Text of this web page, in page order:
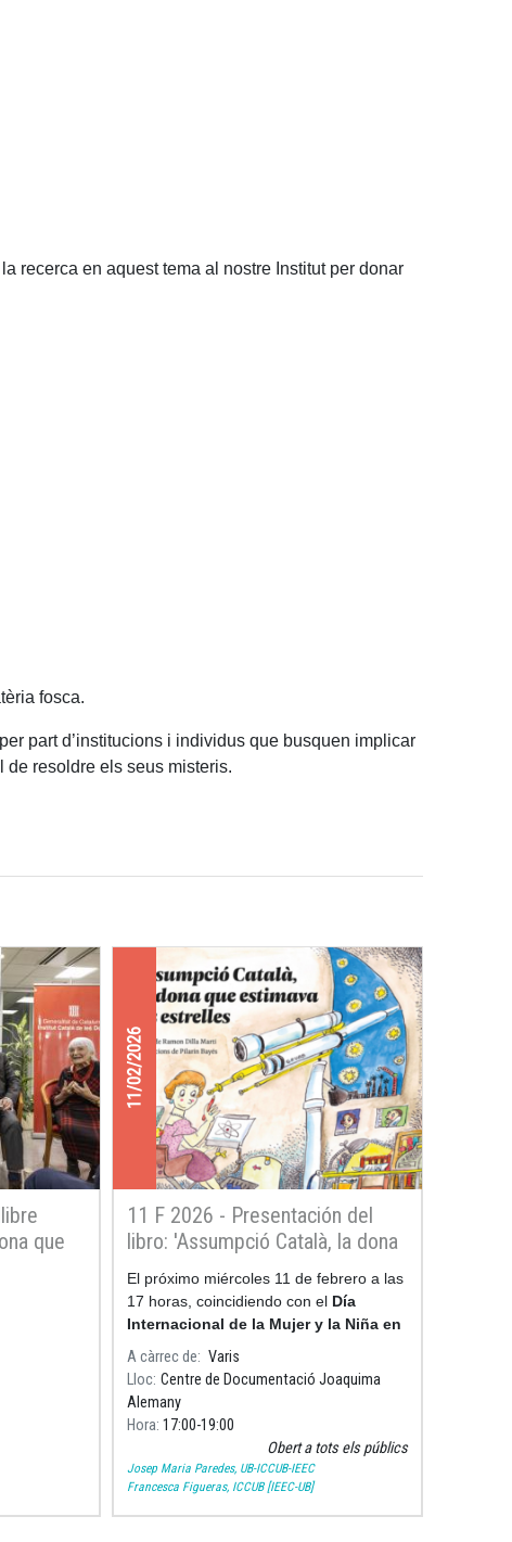
recerca en aquest tema al nostre Institut per donar
fosca.
part d’institucions i individus que busquen implicar
de resoldre els seus misteris.
que
11/02/2026
11 F 2026 - Presentación del
libro: 'Assumpció Català, la dona
que estimava les estrelles'
El próximo miércoles 11 de febrero a las
17 horas, coincidiendo con el Día
Internacional de la Mujer y la Niña en
la Ciencia
organizamos la presentación
del libro 'Assumpció Català
A càrrec de
Varis
Lloc Centre de Documentació Joaquima
Alemany
Hora 17:00 19:00
Obert a tots els públics
Josep Maria Paredes, UB-ICCUB-IEEC
Francesca Figueras, ICCUB [IEEC-UB]